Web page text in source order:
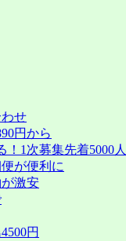
せ
円から
1次募集先着5000人
が便利に
激安
円